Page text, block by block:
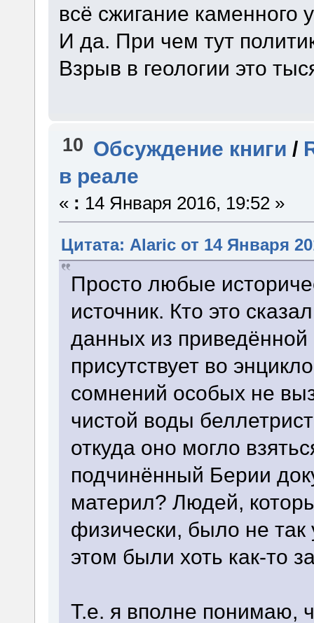
всё сжигание каменного
И да. При чем тут
Взрыв в геологии это
10 Обсуждение книги /
в реале
« : 14 Января 2016, 19:52 »
Цитата: Alaric от 14 Января
Просто любые
источник. Кто это
данных из
присутствует во
сомнений особых не
чистой воды
откуда оно могло
подчинённый Берии
материл? Людей,
физически, было не
этом были хоть как-то
Т.е. я вполне понимаю,